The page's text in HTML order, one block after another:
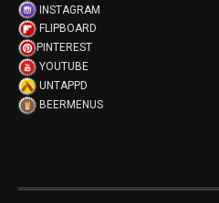
INSTAGRAM
FLIPBOARD
PINTEREST
YOUTUBE
UNTAPPD
BEERMENUS